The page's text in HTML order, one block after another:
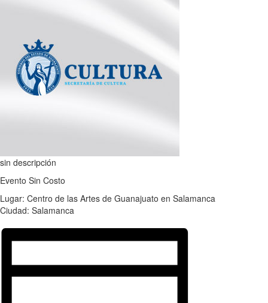
sin descripción
Evento Sin Costo
Lugar: Centro de las Artes de Guanajuato en Salamanca
Ciudad: Salamanca